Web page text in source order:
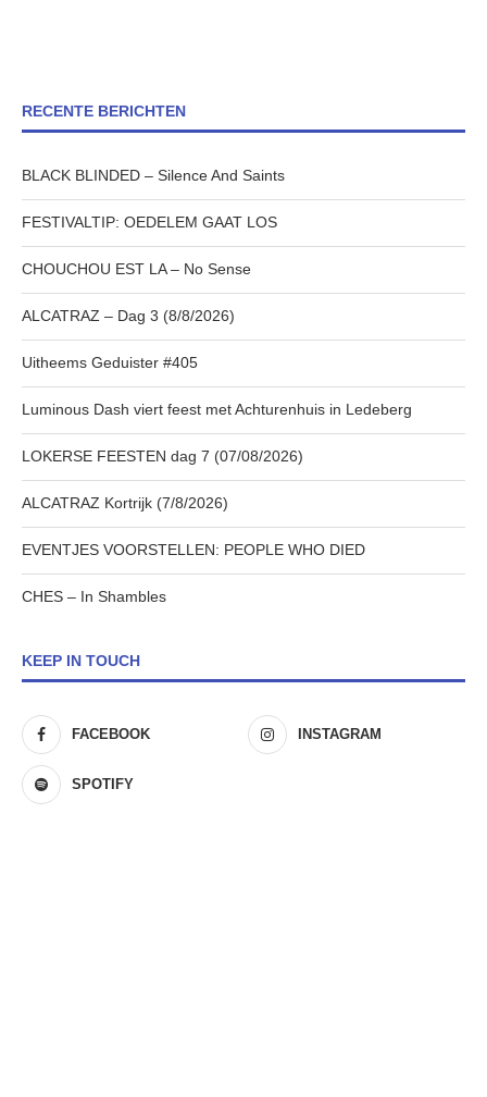
RECENTE BERICHTEN
BLACK BLINDED – Silence And Saints
FESTIVALTIP: OEDELEM GAAT LOS
CHOUCHOU EST LA – No Sense
ALCATRAZ – Dag 3 (8/8/2026)
Uitheems Geduister #405
Luminous Dash viert feest met Achturenhuis in Ledeberg
LOKERSE FEESTEN dag 7 (07/08/2026)
ALCATRAZ Kortrijk (7/8/2026)
EVENTJES VOORSTELLEN: PEOPLE WHO DIED
CHES – In Shambles
KEEP IN TOUCH
FACEBOOK INSTAGRAM
SPOTIFY